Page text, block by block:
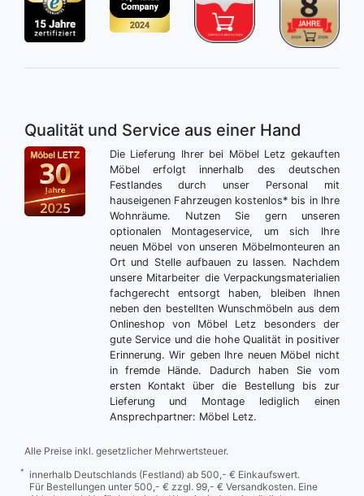
Qualität und Service aus einer Hand
Die Lieferung Ihrer bei Möbel Letz gekauften
Möbel erfolgt innerhalb des deutschen
Festlandes durch unser Personal mit
hauseigenen Fahrzeugen kostenlos* bis in Ihre
Wohnräume. Nutzen Sie gern unseren
optionalen Montageservice, um sich Ihre
neuen Möbel von unseren Möbelmonteuren an
Ort und Stelle aufbauen zu lassen. Nachdem
unsere Mitarbeiter die Verpackungsmaterialien
fachgerecht entsorgt haben, bleiben Ihnen
neben den bestellten Wunschmöbeln aus dem
Onlineshop von Möbel Letz besonders der
gute Service und die hohe Qualität in positiver
Erinnerung. Wir geben Ihre neuen Möbel nicht
in fremde Hände. Dadurch haben Sie vom
ersten Kontakt über die Bestellung bis zur
Lieferung und Montage lediglich einen
Ansprechpartner: Möbel Letz.
Alle Preise inkl. gesetzlicher Mehrwertsteuer.
*
innerhalb Deutschlands (Festland) ab 500,- € Einkaufswert.
Für Bestellungen unter 500,- € zzgl. 99,- € Versandkosten. Eine